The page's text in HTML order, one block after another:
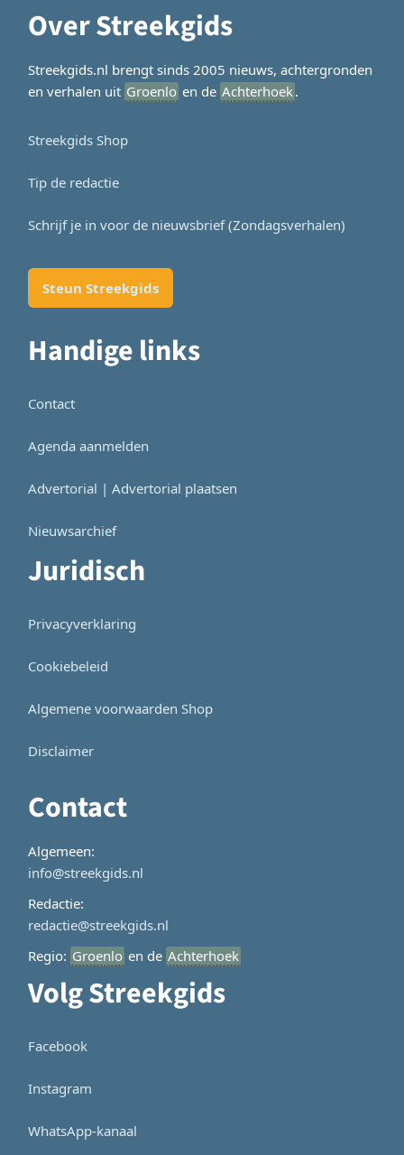
Over Streekgids
Streekgids.nl brengt sinds 2005 nieuws, achtergronden
en verhalen uit Groenlo en de Achterhoek.
Streekgids Shop
Tip de redactie
Schrijf je in voor de nieuwsbrief (Zondagsverhalen)
Steun Streekgids
Handige links
Contact
Agenda aanmelden
Advertorial | Advertorial plaatsen
Nieuwsarchief
Juridisch
Privacyverklaring
Cookiebeleid
Algemene voorwaarden Shop
Disclaimer
Contact
Algemeen:
info@streekgids.nl
Redactie:
redactie@streekgids.nl
Regio: Groenlo en de Achterhoek
Volg Streekgids
Facebook
Instagram
WhatsApp-kanaal